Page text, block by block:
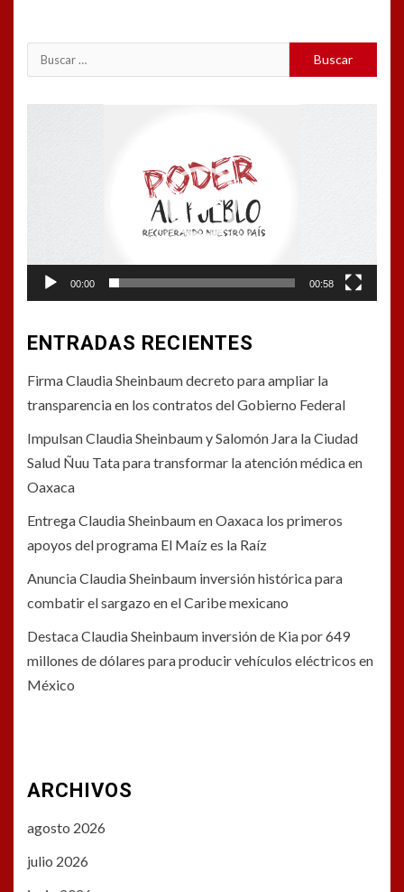
00:00 00:58
ENTRADAS RECIENTES
Firma Claudia Sheinbaum decreto para ampliar la
transparencia en los contratos del Gobierno Federal
Impulsan Claudia Sheinbaum y Salomón Jara la Ciudad
Salud Ñuu Tata para transformar la atención médica en
Oaxaca
Entrega Claudia Sheinbaum en Oaxaca los primeros
apoyos del programa El Maíz es la Raíz
Anuncia Claudia Sheinbaum inversión histórica para
combatir el sargazo en el Caribe mexicano
Destaca Claudia Sheinbaum inversión de Kia por 649
millones de dólares para producir vehículos eléctricos en
México
ARCHIVOS
agosto 2026
julio 2026